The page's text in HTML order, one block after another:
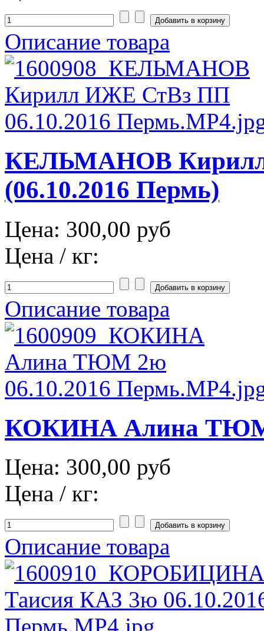
Описание товара
КЕЛЬМАНОВ
(06.10.2016 Пермь)
Цена: 300,00 руб
Цена / кг:
Описание товара
КОКИНА Алина ТЮМ
Цена: 300,00 руб
Цена / кг:
Описание товара